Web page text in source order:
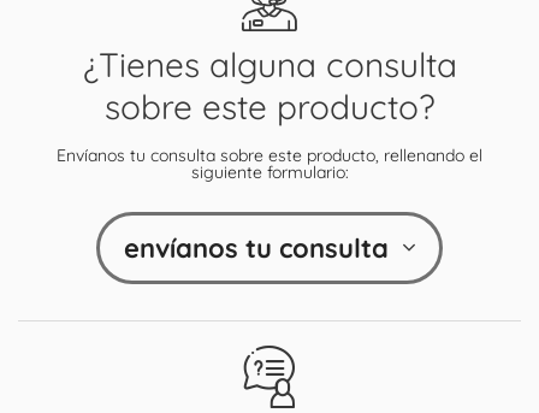
¿Tienes alguna consulta
sobre este producto?
Envíanos tu consulta sobre este producto, rellenando el
siguiente formulario:
envíanos tu consulta